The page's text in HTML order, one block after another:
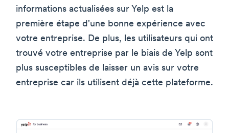
informations actualisées sur Yelp est la
première étape d'une bonne expérience avec
votre entreprise. De plus, les utilisateurs qui ont
trouvé votre entreprise par le biais de Yelp sont
plus susceptibles de laisser un avis sur votre
entreprise car ils utilisent déjà cette plateforme.